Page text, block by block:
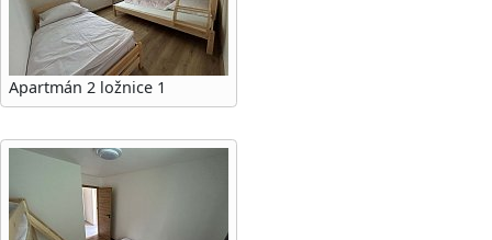
Apartmán 2 ložnice 1